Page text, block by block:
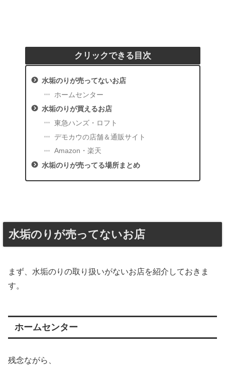
クリックできる目次
水垢のりが売ってないお店
ホームセンター
水垢のりが買えるお店
東急ハンズ・ロフト
デモカウの店舗＆通販サイト
Amazon・楽天
水垢のりが売ってる場所まとめ
水垢のりが売ってないお店
まず、水垢のりの取り扱いがないお店を紹介しておきま
す。
ホームセンター
残念ながら、